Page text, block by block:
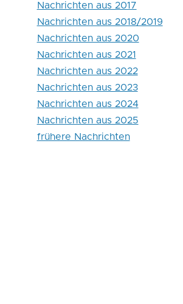
Nachrichten aus 2017
Nachrichten aus 2018/2019
Nachrichten aus 2020
Nachrichten aus 2021
Nachrichten aus 2022
Nachrichten aus 2023
Nachrichten aus 2024
Nachrichten aus 2025
frühere Nachrichten